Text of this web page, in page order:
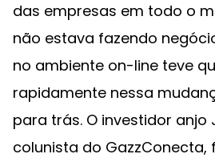
das empresas em todo o
não estava fazendo
no ambiente on-line teve
rapidamente nessa
para trás. O investidor anjo
colunista do